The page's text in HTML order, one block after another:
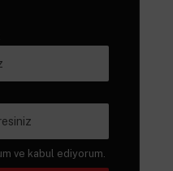
ve kabul ediyorum.